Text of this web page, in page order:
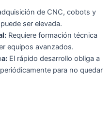
de CNC, cobots y
ser elevada.
Requiere formación técnica
equipos avanzados.
El rápido desarrollo obliga a
para no quedar